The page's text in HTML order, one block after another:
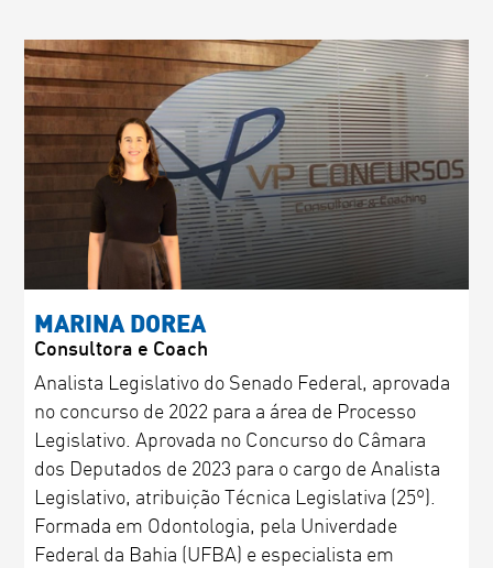
MARINA DOREA
Consultora e Coach
Analista Legislativo do Senado Federal, aprovada
no concurso de 2022 para a área de Processo
Legislativo. Aprovada no Concurso do Câmara
dos Deputados de 2023 para o cargo de Analista
Legislativo, atribuição Técnica Legislativa (25º).
Formada em Odontologia, pela Univerdade
Federal da Bahia (UFBA) e especialista em